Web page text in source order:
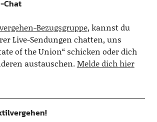
Chat
Bezugsgruppe, kannst du
Live-Sendungen chatten, uns
of the Union“ schicken oder dich
austauschen.Melde dich hier